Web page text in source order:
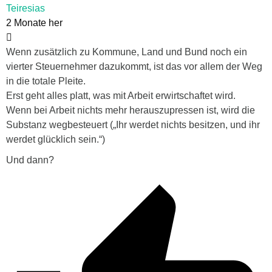
Teiresias
2 Monate her
Wenn zusätzlich zu Kommune, Land und Bund noch ein
vierter Steuernehmer dazukommt, ist das vor allem der Weg
in die totale Pleite.
Erst geht alles platt, was mit Arbeit erwirtschaftet wird.
Wenn bei Arbeit nichts mehr herauszupressen ist, wird die
Substanz wegbesteuert („Ihr werdet nichts besitzen, und ihr
werdet glücklich sein.“)
Und dann?